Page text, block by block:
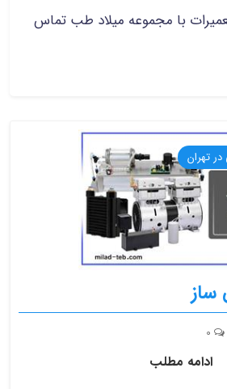
با مجموعه میلاد طب تماس
تهران
ادامه مطلب